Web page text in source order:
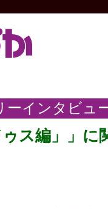
ーインタビュ
ゥス編」」に